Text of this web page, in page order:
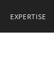
EXPERTISE